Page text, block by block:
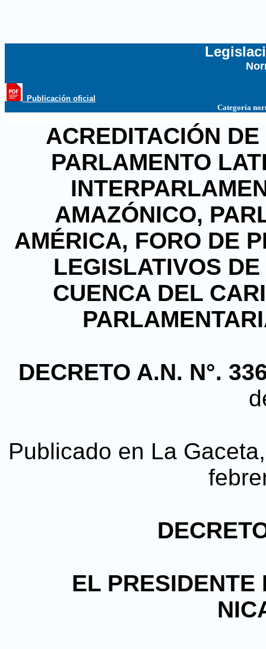
_Publicación oficial
Categoría
ACREDITACIÓN
PARLAMENTO
AMAZÓNICO,
AMÉRICA, FORO DE
LEGISLATIVOS
CUENCA DEL
DECRETO A.N. N°.
Publicado en La
EL